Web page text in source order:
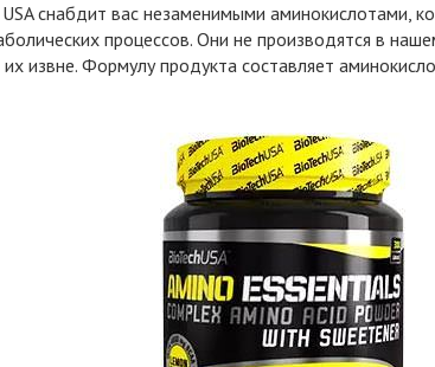
снабдит вас незаменимыми аминокислотами,
процессов. Они не производятся в
извне. Формулу продукта составляет